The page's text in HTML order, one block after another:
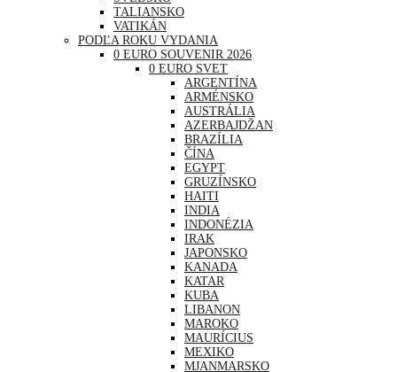
TALIANSKO
VATIKÁN
PODĽA ROKU VYDANIA
0 EURO SOUVENIR 2026
0 EURO SVET
ARGENTÍNA
ARMÉNSKO
AUSTRÁLIA
AZERBAJDŽAN
BRAZÍLIA
ČÍNA
EGYPT
GRUZÍNSKO
HAITI
INDIA
INDONÉZIA
IRAK
JAPONSKO
KANADA
KATAR
KUBA
LIBANON
MAROKO
MAURÍCIUS
MEXIKO
MJANMARSKO